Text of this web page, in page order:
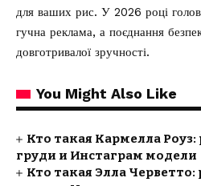
для ваших рис. У 2026 році
гучна реклама, а поєднання
довготривалої зручності.
You Might Also Like
Кто такая Кармелла Роуз:
груди и Инстаграм модели
Кто такая Элла Черветто: